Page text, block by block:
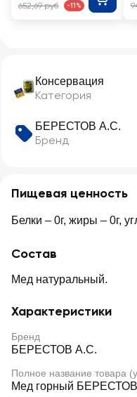
Консервация
Категория
БЕРЕСТОВ А.С.
Бренд
Пищевая ценность
Белки – 0г, жиры – 0г,
Состав
Мед натуральный.
Характеристики
Бренд
БЕРЕСТОВ А.С.
Полное название товара
Мед горный БЕРЕСТОВ
652,69 руб -11%